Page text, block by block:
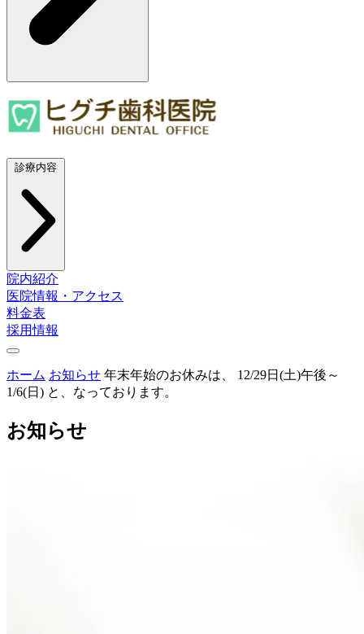
診療内容
院内紹介
医院情報・アクセス
料金表
採用情報
ホーム お知らせ 年末年始のお休みは、 12/29日(土)午後～
1/6(日) と、なっております。
お知らせ